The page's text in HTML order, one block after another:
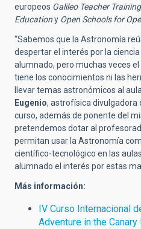
europeos Galileo Teacher
Educationy Open Schools for
“Sabemos que la Astronomía
despertar el interés por la ciencia
alumnado, pero muchas veces
tiene los conocimientos ni las
llevar temas astronómicos al
Eugenio, astrofísica divulgadora
curso, además de ponente del
pretendemos dotar al
permitan usar la Astronomía
científico-tecnológico en las
alumnado el interés por estas
Más información:
IV Curso Internacional
Adventure in the Canary